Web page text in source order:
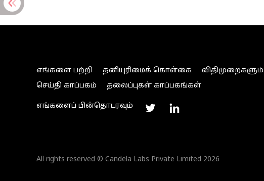
எங்களை பற்றி தனியுரிமைக் கொள்கை
செய்தி காப்பகம்
தலைப்புகள் காப்பகங்கள்
எங்களைப் பின்தொடரவும்
All rights reserved © Candela Labs Private Limited 2026